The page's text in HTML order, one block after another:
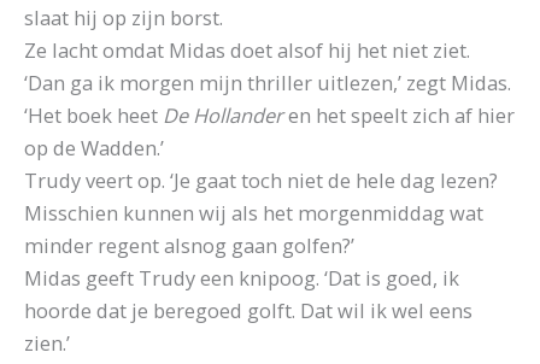
slaat hij op zijn borst.
Ze lacht omdat Midas doet alsof hij het niet ziet.
‘Dan ga ik morgen mijn thriller uitlezen,’ zegt Midas.
‘Het boek heet De Hollanderen het speelt zich af hier
op de Wadden.’
Trudy veert op. ‘Je gaat toch niet de hele dag lezen?
Misschien kunnen wij als het morgenmiddag wat
minder regent alsnog gaan golfen?’
Midas geeft Trudy een knipoog. ‘Dat is goed, ik
hoorde dat je beregoed golft. Dat wil ik wel eens
zien.’